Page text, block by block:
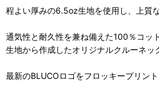
程よい厚みの6.5oz生地を使用し、上質
通気性と耐久性を兼ね備えた100％コッ
生地から作成したオリジナルクルーネッ
最新のBLUCOロゴをフロッキープリント